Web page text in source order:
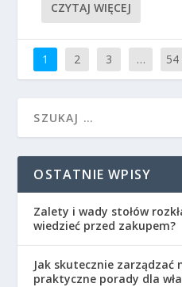
CZYTAJ WIĘCEJ
1 2 3 … 54
OSTATNIE WPISY
Zalety i wady stołów
wiedzieć przed zakupem?
Jak skutecznie zarządzać
praktyczne porady dla